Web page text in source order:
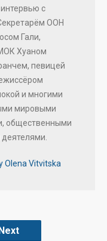
с
ООН
Гали,
Хуаном
певицей
и многими
мировыми
общественными
Olena Vitvitska
Next